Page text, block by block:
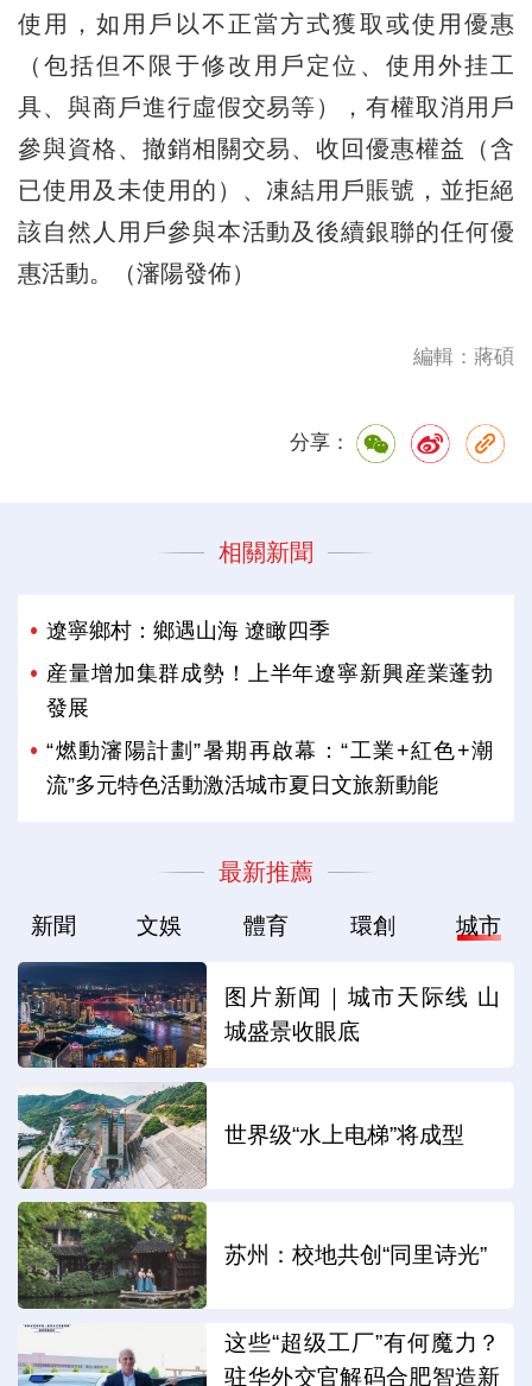
使用，如用戶以不正當方式獲取或使用優惠
（包括但不限于修改用戶定位、使用外挂工
具、與商戶進行虛假交易等），有權取消用戶
參與資格、撤銷相關交易、收回優惠權益（含
已使用及未使用的）、凍結用戶賬號，並拒絕
該自然人用戶參與本活動及後續銀聯的任何優
惠活動。（瀋陽發佈）
編輯：蔣碩
分享：
相關新聞
遼寧鄉村：鄉遇山海 遼瞰四季
産量增加集群成勢！上半年遼寧新興産業蓬勃
發展
“燃動瀋陽計劃”暑期再啟幕：“工業+紅色+潮
流”多元特色活動激活城市夏日文旅新動能
最新推薦
新聞 文娛 體育 環創 城市
图片新闻｜城市天际线 山
城盛景收眼底
世界级“水上电梯”将成型
苏州：校地共创“同里诗光”
这些“超级工厂”有何魔力？
驻华外交官解码合肥智造新